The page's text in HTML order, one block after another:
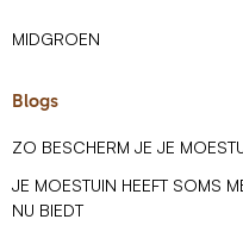
MIDGROEN
Blogs
ZO BESCHERM JE JE
JE MOESTUIN HEEFT SOMS
NU BIEDT